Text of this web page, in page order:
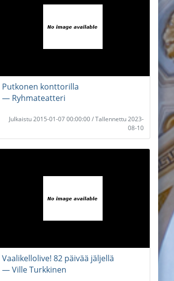
Putkonen konttorilla
― Ryhmateatteri
Julkaistu 2015-01-07 00:00:00 / Tallennettu 2023-
08-10
Vaalikellolive! 82 päivää jäljellä
― Ville Turkkinen